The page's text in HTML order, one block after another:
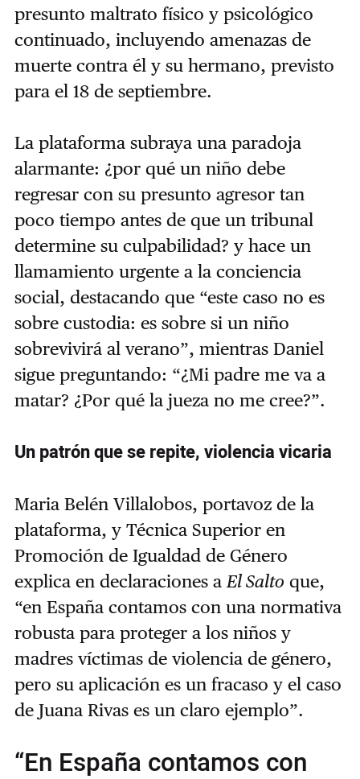
presunto maltrato físico y psicológico
continuado, incluyendo amenazas de
muerte contra él y su hermano, previsto
para el 18 de septiembre.
La plataforma subraya una paradoja
alarmante: ¿por qué un niño debe
regresar con su presunto agresor tan
poco tiempo antes de que un tribunal
determine su culpabilidad? y hace un
llamamiento urgente a la conciencia
social, destacando que “este caso no es
sobre custodia: es sobre si un niño
sobrevivirá al verano”, mientras Daniel
sigue preguntando: “¿Mi padre me va a
matar? ¿Por qué la jueza no me cree?”.
Un patrón que se repite, violencia vicaria
Maria Belén Villalobos, portavoz de la
plataforma, y Técnica Superior en
Promoción de Igualdad de Género
explica en declaraciones a El Salto que,
“en España contamos con una normativa
robusta para proteger a los niños y
madres víctimas de violencia de género,
pero su aplicación es un fracaso y el caso
de Juana Rivas es un claro ejemplo”.
“En España contamos con